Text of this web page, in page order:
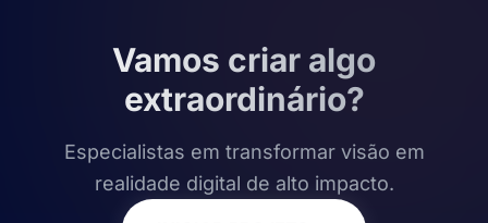
Vamos criar algo
extraordinário?
Especialistas em transformar visão em
realidade digital de alto impacto.